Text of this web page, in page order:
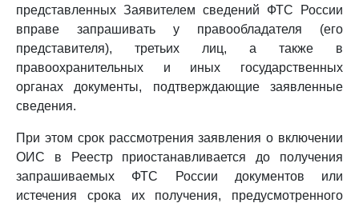
представленных Заявителем сведений ФТС России
вправе запрашивать у правообладателя (его
представителя), третьих лиц, а также в
правоохранительных и иных государственных
органах документы, подтверждающие заявленные
сведения.
При этом срок рассмотрения заявления о включении
ОИС в Реестр приостанавливается до получения
запрашиваемых ФТС России документов или
истечения срока их получения, предусмотренного